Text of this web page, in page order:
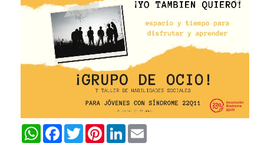
WhatsAppFacebookTwitterPinterestLinkedIn